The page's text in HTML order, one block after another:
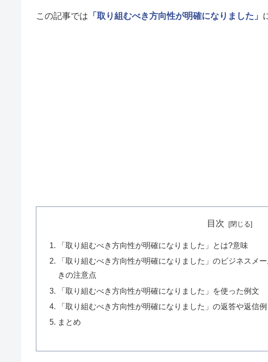
この記事では 「取り組むべき方向性が明確になりました」
目次
「取り組むべき方向性が明確になりました」とは?意味
「取り組むべき方向性が明確になりました」のビジネスメ
きの注意点
「取り組むべき方向性が明確になりました」を使った例文
「取り組むべき方向性が明確になりました」の返答や返信例
まとめ